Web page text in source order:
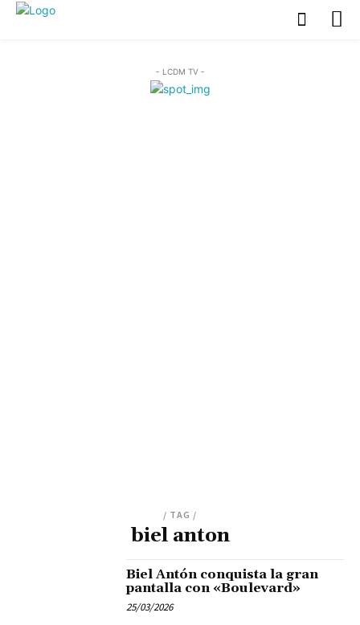
- LCDM TV -
/ TAG /
biel anton
Biel Antón conquista la gran
pantalla con «Boulevard»
25/03/2026